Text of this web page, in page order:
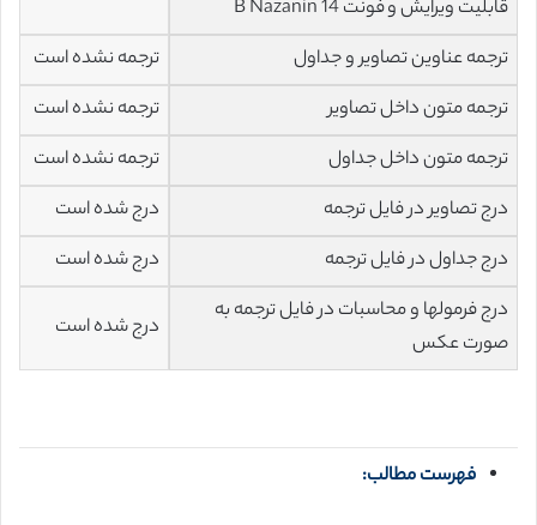
قابلیت ویرایش و فونت 14 B Nazanin
ترجمه عناوین تصاویر و جداول
ترجمه نشده است
ترجمه متون داخل تصاویر
ترجمه نشده است
ترجمه متون داخل جداول
ترجمه نشده است
درج تصاویر در فایل ترجمه
درج شده است
درج جداول در فایل ترجمه
درج شده است
درج فرمولها و محاسبات در فایل ترجمه به
صورت عکس
درج شده است
فهرست مطالب: